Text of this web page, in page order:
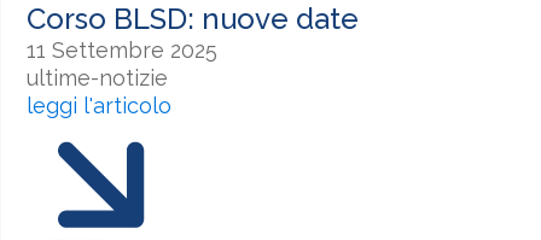
Corso BLSD: nuove date
11 Settembre 2025
ultime-notizie
leggi l'articolo